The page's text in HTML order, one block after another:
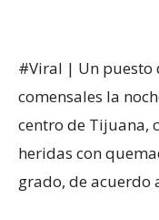
#Viral | Un puesto
comensales la
centro de Tijuana,
heridas con
grado, de acuerdo